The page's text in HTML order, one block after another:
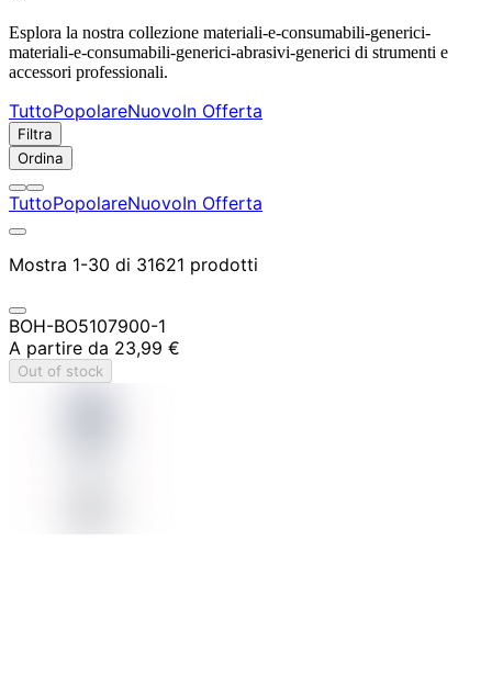
Esplora la nostra collezione materiali-e-consumabili-generici-
materiali-e-consumabili-generici-abrasivi-generici di strumenti e
accessori professionali.
TuttoPopolareNuovoIn Offerta
Filtra
Ordina
TuttoPopolareNuovoIn Offerta
Mostra 1-30 di 31621 prodotti
BOH-BO5107900-1
A partire da 23,99 €
Out of stock